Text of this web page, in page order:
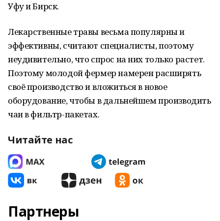
Уфу и Бирск.
Лекарственные травы весьма популярны и
эффективны, считают специалисты, поэтому
неудивительно, что спрос на них только растет.
Поэтому молодой фермер намерен расширять
своё производство и вложиться в новое
оборудование, чтобы в дальнейшем производить
чаи в фильтр-пакетах.
Читайте нас
Партнеры